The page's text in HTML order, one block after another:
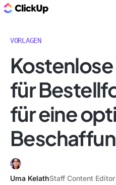
VORLAGEN
für
für eine
Uma KelathStaff Content Editor